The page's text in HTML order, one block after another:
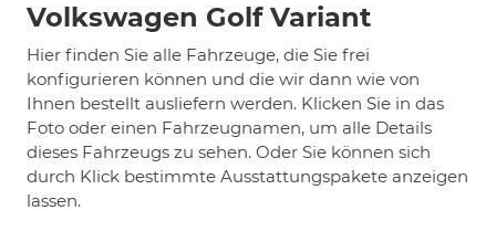
Volkswagen Golf Variant
Hier finden Sie alle Fahrzeuge, die Sie frei
konfigurieren können und die wir dann wie von
Ihnen bestellt ausliefern werden. Klicken Sie in das
Foto oder einen Fahrzeugnamen, um alle Details
dieses Fahrzeugs zu sehen. Oder Sie können sich
durch Klick bestimmte Ausstattungspakete anzeigen
lassen.